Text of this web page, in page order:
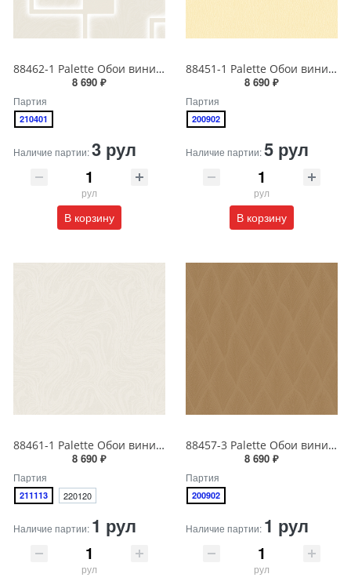
88462-1 Palette Обои виниловые на бумажной основе 1.06*15.6
8 690 ₽
Партия
210401
Наличие партии:3 рул
рул
В корзину
88451-1 Palette Обои виниловые на бумажной основе 1.06*15.6
8 690 ₽
Партия
200902
Наличие партии:5 рул
рул
В корзину
88461-1 Palette Обои виниловые на бумажной основе 1.06*15.6
8 690 ₽
Партия
211113 220120
Наличие партии: 1 рул
рул
88457-3 Palette Обои виниловые на бумажной основе 1.06*15.6
8 690 ₽
Партия
200902
Наличие партии: 1 рул
рул